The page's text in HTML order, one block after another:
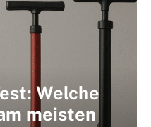
Welche
meisten